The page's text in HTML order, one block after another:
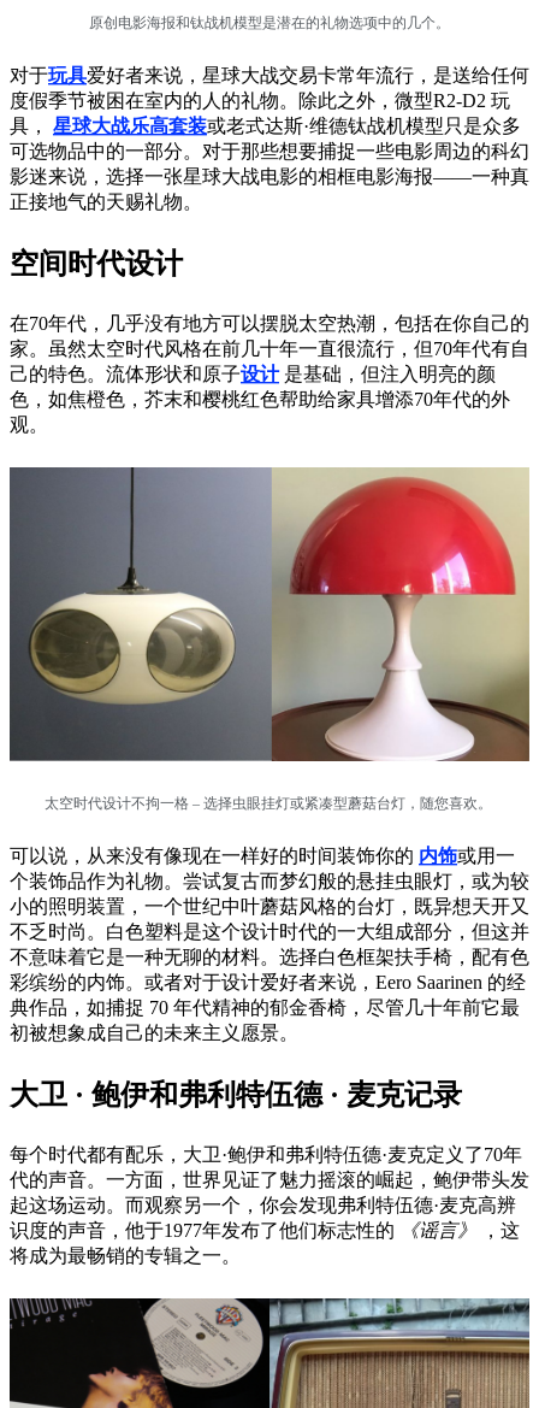
原创电影海报和钛战机模型是潜在的礼物选项中的几个。
对于玩具爱好者来说，星球大战交易卡常年流行，是送给任何
度假季节被困在室内的人的礼物。除此之外，微型R2-D2 玩
具， 星球大战乐高套装或老式达斯·维德钛战机模型只是众多
可选物品中的一部分。对于那些想要捕捉一些电影周边的科幻
影迷来说，选择一张星球大战电影的相框电影海报——一种真
正接地气的天赐礼物。
空间时代设计
在70年代，几乎没有地方可以摆脱太空热潮，包括在你自己的
家。虽然太空时代风格在前几十年一直很流行，但70年代有自
己的特色。流体形状和原子设计是基础，但注入明亮的颜
色，如焦橙色，芥末和樱桃红色帮助给家具增添70年代的外
观。
太空时代设计不拘一格 – 选择虫眼挂灯或紧凑型蘑菇台灯，随您喜欢。
可以说，从来没有像现在一样好的时间装饰你的 内饰或用一
个装饰品作为礼物。尝试复古而梦幻般的悬挂虫眼灯，或为较
小的照明装置，一个世纪中叶蘑菇风格的台灯，既异想天开又
不乏时尚。白色塑料是这个设计时代的一大组成部分，但这并
不意味着它是一种无聊的材料。选择白色框架扶手椅，配有色
彩缤纷的内饰。或者对于设计爱好者来说，Eero Saarinen 的经
典作品，如捕捉 70 年代精神的郁金香椅，尽管几十年前它最
初被想象成自己的未来主义愿景。
大卫 · 鲍伊和弗利特伍德 · 麦克记录
每个时代都有配乐，大卫·鲍伊和弗利特伍德·麦克定义了70年
代的声音。一方面，世界见证了魅力摇滚的崛起，鲍伊带头发
起这场运动。而观察另一个，你会发现弗利特伍德·麦克高辨
识度的声音，他于1977年发布了他们标志性的
《谣言》
，这
将成为最畅销的专辑之一。